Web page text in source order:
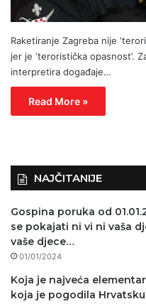
Raketiranje Zagreba nije
jer je ‘teroristička opasnost’.
interpretira događaje…
Read More »
NAJČITANIJE
Gospina poruka od
se pokajati ni vi ni vaša
vaše djece…
01/01/2024
Koja je najveća
koja je pogodila